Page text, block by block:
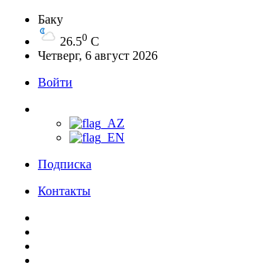
Баку
26.50 C
Четверг, 6 август 2026
Войти
Подписка
Контакты